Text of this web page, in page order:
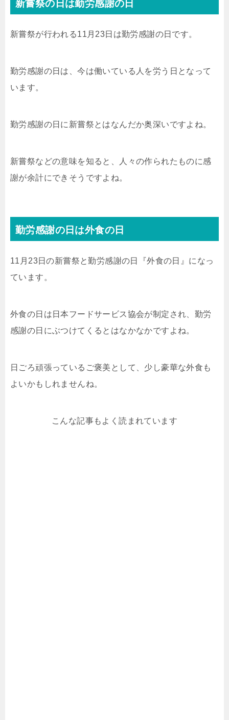
新嘗祭の日は勤労感謝の日
新嘗祭が行われる11月23日は勤労感謝の日です。
勤労感謝の日は、今は働いている人を労う日となって
います。
勤労感謝の日に新嘗祭とはなんだか奥深いですよね。
新嘗祭などの意味を知ると、人々の作られたものに感
謝が余計にできそうですよね。
勤労感謝の日は外食の日
11月23日の新嘗祭と勤労感謝の日『外食の日』になっ
ています。
外食の日は日本フードサービス協会が制定され、勤労
感謝の日にぶつけてくるとはなかなかですよね。
日ごろ頑張っているご褒美として、少し豪華な外食も
よいかもしれませんね。
こんな記事もよく読まれています